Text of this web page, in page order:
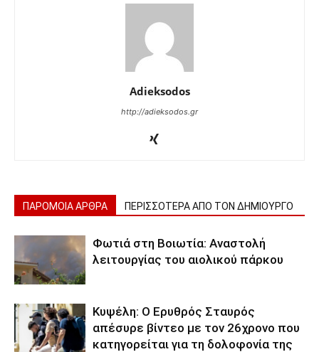
Adieksodos
http://adieksodos.gr
ΠΑΡΟΜΟΙΑ ΑΡΘΡΑ ΠΕΡΙΣΣΟΤΕΡΑ ΑΠΟ ΤΟΝ ΔΗΜΙΟΥΡΓΟ
Φωτιά στη Βοιωτία: Αναστολή
λειτουργίας του αιολικού πάρκου
Κυψέλη: Ο Ερυθρός Σταυρός
απέσυρε βίντεο με τον 26χρονο που
κατηγορείται για τη δολοφονία της